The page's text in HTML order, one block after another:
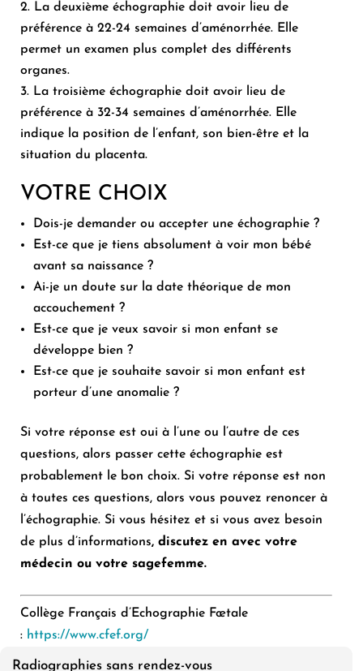
La deuxième échographie doit avoir lieu de
préférence à 22-24 semaines d’aménorrhée. Elle
permet un examen plus complet des différents
organes.
La troisième échographie doit avoir lieu de
préférence à 32-34 semaines d’aménorrhée. Elle
indique la position de l’enfant, son bien-être et la
situation du placenta.
VOTRE CHOIX
Dois-je demander ou accepter une échographie ?
Est-ce que je tiens absolument à voir mon bébé
avant sa naissance ?
Ai-je un doute sur la date théorique de mon
accouchement ?
Est-ce que je veux savoir si mon enfant se
développe bien ?
Est-ce que je souhaite savoir si mon enfant est
porteur d’une anomalie ?
Si votre réponse est oui à l’une ou l’autre de ces
questions, alors passer cette échographie est
probablement le bon choix. Si votre réponse est non
à toutes ces questions, alors vous pouvez renoncer à
l’échographie. Si vous hésitez et si vous avez besoin
de plus d’informations, discutez en avec votre
médecin ou votre sagefemme.
Collège Français d’Echographie Fœtale
: https://www.cfef.org/
Radiographies sans rendez-vous